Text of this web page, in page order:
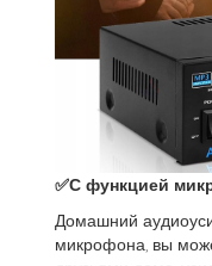
✅С функцией
Домашний
микрофона, вы